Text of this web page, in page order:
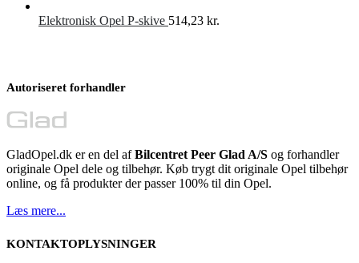
pris
pris
Elektronisk Opel P-skive 514,23 kr.
Autoriseret forhandler
GladOpel.dk er en del afBilcentret Peer Glad A/S og forhandler
originale Opel dele og tilbehør. Køb trygt dit originale Opel tilbehør
online, og få produkter der passer 100% til din Opel.
Læs mere...
KONTAKTOPLYSNINGER